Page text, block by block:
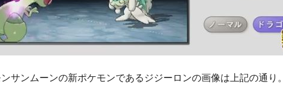
サンムーンの新ポケモンであるジジーロンの画像は上記の通り。